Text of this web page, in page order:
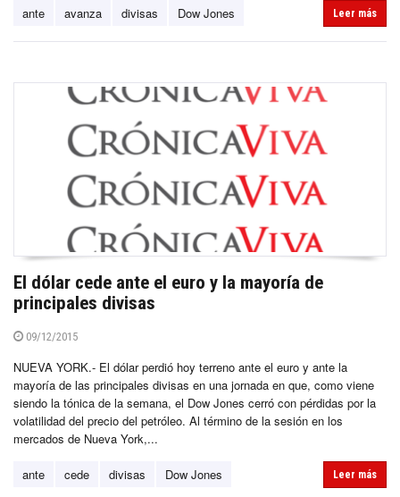
ante avanza divisas Dow Jones Leer más
El dólar cede ante el euro y la mayoría de
principales divisas
09/12/2015
NUEVA YORK.- El dólar perdió hoy terreno ante el euro y ante la
mayoría de las principales divisas en una jornada en que, como viene
siendo la tónica de la semana, el Dow Jones cerró con pérdidas por la
volatilidad del precio del petróleo. Al término de la sesión en los
mercados de Nueva York,...
ante cede divisas Dow Jones Leer más